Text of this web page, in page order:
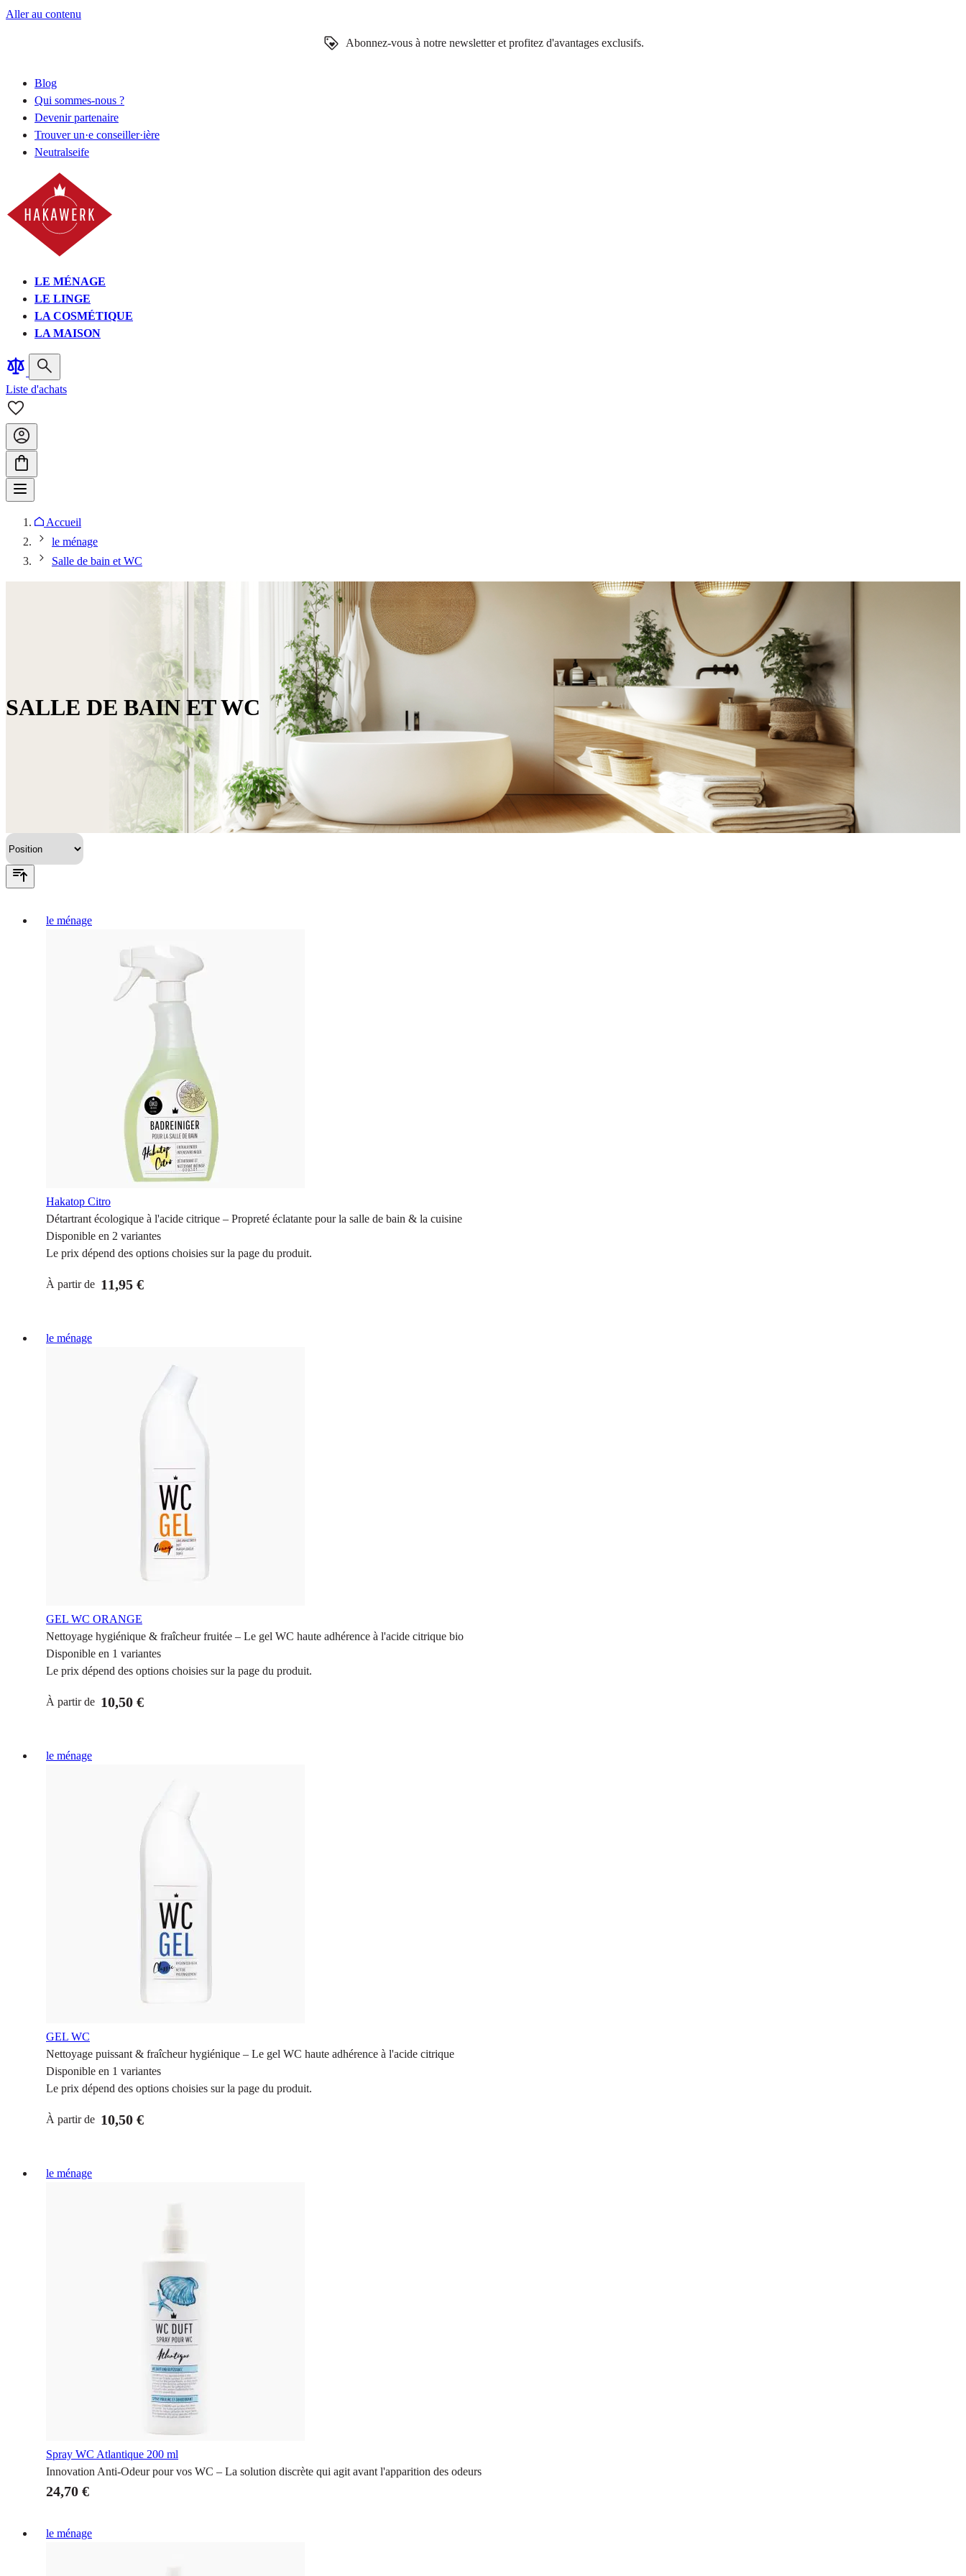
Aller au contenu
Abonnez-vous à notre newsletter et profitez d'avantages exclusifs.
Blog
Qui sommes-nous ?
Devenir partenaire
Trouver un·e conseiller·ière
Neutralseife
LE MÉNAGE
LE LINGE
LA COSMÉTIQUE
LA MAISON
Liste d'achats
Accueil
le ménage
Salle de bain et WC
SALLE DE BAIN ET WC
le ménage
Hakatop Citro
Détartrant écologique à l'acide citrique – Propreté éclatante pour la salle de bain & la cuisine
Disponible en 2 variantes
Le prix dépend des options choisies sur la page du produit.
À partir de 11,95 €
le ménage
GEL WC ORANGE
Nettoyage hygiénique & fraîcheur fruitée – Le gel WC haute adhérence à l'acide citrique bio
Disponible en 1 variantes
Le prix dépend des options choisies sur la page du produit.
À partir de 10,50 €
le ménage
GEL WC
Nettoyage puissant & fraîcheur hygiénique – Le gel WC haute adhérence à l'acide citrique
Disponible en 1 variantes
Le prix dépend des options choisies sur la page du produit.
À partir de 10,50 €
le ménage
Spray WC Atlantique 200 ml
Innovation Anti-Odeur pour vos WC – La solution discrète qui agit avant l'apparition des odeurs
24,70 €
le ménage